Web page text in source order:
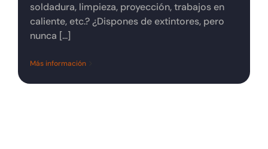
soldadura, limpieza, proyección, trabajos en
caliente, etc.? ¿Dispones de extintores, pero
nunca [...]
Más información